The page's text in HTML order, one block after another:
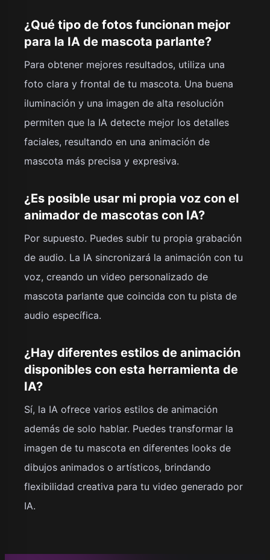
¿Qué tipo de fotos funcionan mejor
para la IA de mascota parlante?
Para obtener mejores resultados, utiliza una
foto clara y frontal de tu mascota. Una buena
iluminación y una imagen de alta resolución
permiten que la IA detecte mejor los detalles
faciales, resultando en una animación de
mascota más precisa y expresiva.
¿Es posible usar mi propia voz con el
animador de mascotas con IA?
Por supuesto. Puedes subir tu propia grabación
de audio. La IA sincronizará la animación con tu
voz, creando un video personalizado de
mascota parlante que coincida con tu pista de
audio específica.
¿Hay diferentes estilos de animación
disponibles con esta herramienta de
IA?
Sí, la IA ofrece varios estilos de animación
además de solo hablar. Puedes transformar la
imagen de tu mascota en diferentes looks de
dibujos animados o artísticos, brindando
flexibilidad creativa para tu video generado por
IA.